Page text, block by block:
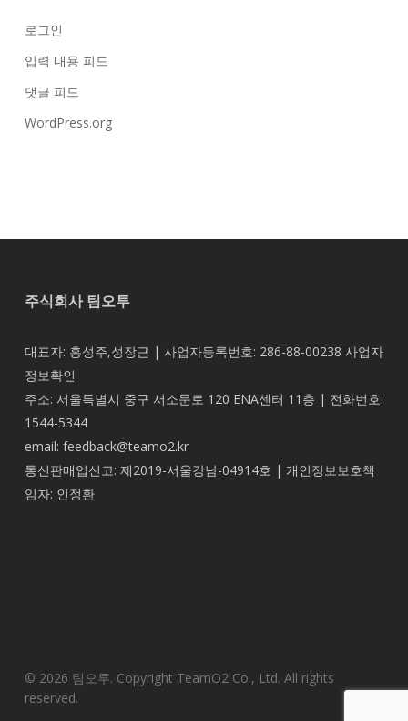
로그인
입력 내용 피드
댓글 피드
WordPress.org
주식회사 팀오투
대표자: 홍성주,성장근 | 사업자등록번호: 286-88-00238 사업자
정보확인
주소: 서울특별시 중구 서소문로 120 ENA센터 11층 | 전화번호:
1544-5344
email: feedback@teamo2.kr
통신판매업신고: 제2019-서울강남-04914호 | 개인정보보호책
임자: 인정환
© 2026 팀오투. Copyright TeamO2 Co., Ltd. All rights
reserved.